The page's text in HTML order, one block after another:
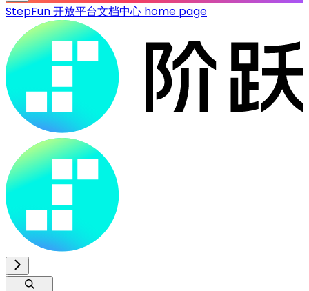
StepFun 开放平台文档中心 home page